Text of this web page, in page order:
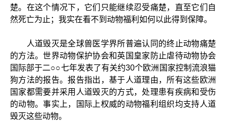
楚。在这个情况下，它们只能继续忍受痛楚，直至它们自
然死亡为止；我实在看不到动物福利如何以此得到保障。
人道毁灭是全球兽医学界所普遍认同的终止动物痛楚
的方法。世界动物保护协会和英国皇家防止虐待动物协会
国际部于二○○七年发表了有关约30个欧洲国家控制流浪猫
狗方法的报告。报告指出，基于人道理由，所有这些欧洲
国家都需要并采用人道毁灭的方式，处理患有疾病和受伤
的动物。事实上，国际上权威的动物福利组织均支持人道
毁灭这些动物。